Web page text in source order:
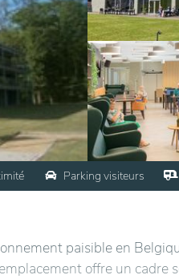
Parking visiteurs
paisible en
offre un cadre